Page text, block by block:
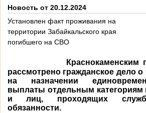
Новость от 20.12.2024
Установлен факт проживания на
территории Забайкальского края
погибшего на СВО
Краснокаменским
рассмотрено гражданское дело
на назначении
выплаты отдельным категориям
и лиц, проходящих
обязанности.